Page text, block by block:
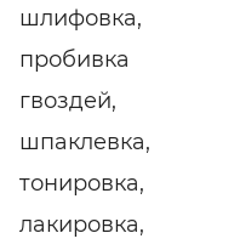
шлифовка,
пробивка
гвоздей,
шпаклевка,
тонировка,
лакировка,